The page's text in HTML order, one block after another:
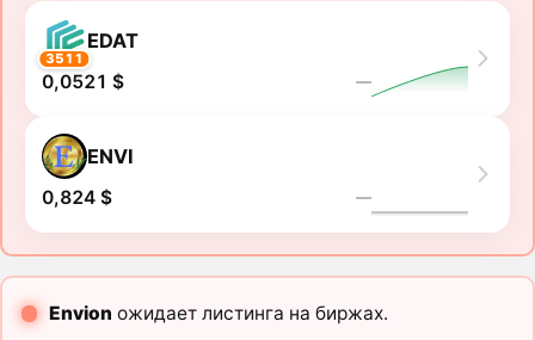
3511
EDAT
0,0521 $ ―
ENVI
0,824 $ ―
Envion ожидает листинга на биржах.